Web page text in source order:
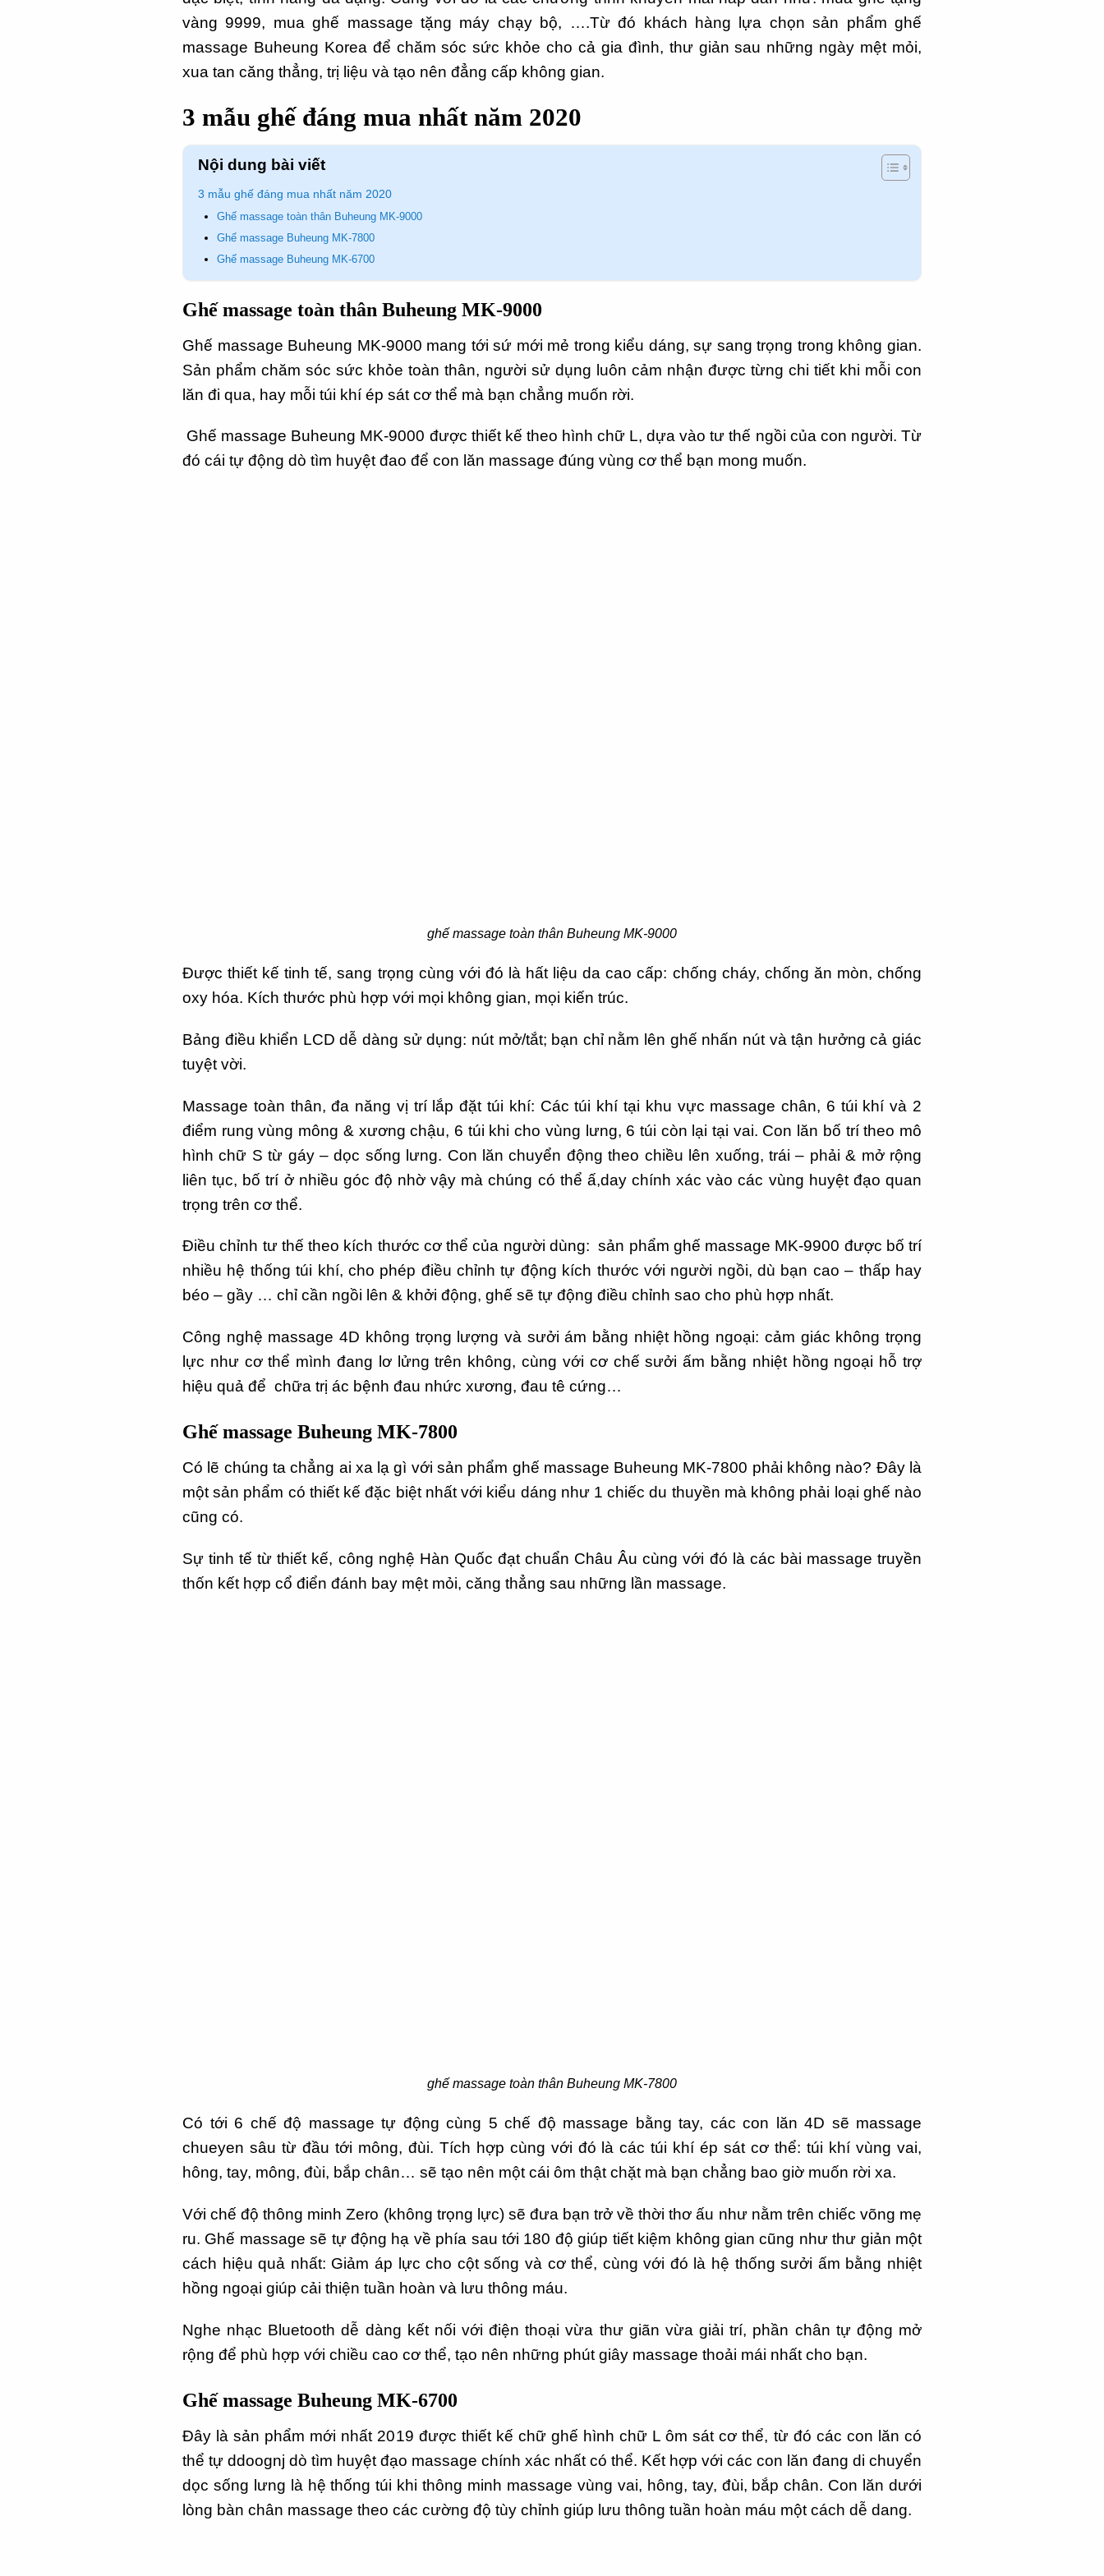
vàng 9999, mua ghế massage tặng máy chạy bộ, ….Từ đó khách hàng lựa chọn sản phẩm ghế
massage Buheung Korea để chăm sóc sức khỏe cho cả gia đình, thư giản sau những ngày mệt mỏi,
xua tan căng thẳng, trị liệu và tạo nên đẳng cấp không gian.
3 mẫu ghế đáng mua nhất năm 2020
Nội dung bài viết
3 mẫu ghế đáng mua nhất năm 2020
Ghế massage toàn thân Buheung MK-9000
Ghế massage Buheung MK-7800
Ghế massage Buheung MK-6700
Ghế massage toàn thân Buheung MK-9000
Ghế massage Buheung MK-9000 mang tới sứ mới mẻ trong kiểu dáng, sự sang trọng trong không gian.
Sản phẩm chăm sóc sức khỏe toàn thân, người sử dụng luôn cảm nhận được từng chi tiết khi mỗi con
lăn đi qua, hay mỗi túi khí ép sát cơ thể mà bạn chẳng muốn rời.
Ghế massage Buheung MK-9000 được thiết kế theo hình chữ L, dựa vào tư thế ngồi của con người. Từ
đó cái tự động dò tìm huyệt đao để con lăn massage đúng vùng cơ thể bạn mong muốn.
ghế massage toàn thân Buheung MK-9000
Được thiết kế tinh tế, sang trọng cùng với đó là hất liệu da cao cấp: chống cháy, chống ăn mòn, chống
oxy hóa. Kích thước phù hợp với mọi không gian, mọi kiến trúc.
Bảng điều khiển LCD dễ dàng sử dụng: nút mở/tắt; bạn chỉ nằm lên ghế nhấn nút và tận hưởng cả giác
tuyệt vời.
Massage toàn thân, đa năng vị trí lắp đặt túi khí: Các túi khí tại khu vực massage chân, 6 túi khí và 2
điểm rung vùng mông & xương chậu, 6 túi khi cho vùng lưng, 6 túi còn lại tại vai. Con lăn bố trí theo mô
hình chữ S từ gáy – dọc sống lưng. Con lăn chuyển động theo chiều lên xuống, trái – phải & mở rộng
liên tục, bố trí ở nhiều góc độ nhờ vậy mà chúng có thể ấ,day chính xác vào các vùng huyệt đạo quan
trọng trên cơ thể.
Điều chỉnh tư thế theo kích thước cơ thể của người dùng: sản phẩm ghế massage MK-9900 được bố trí
nhiều hệ thống túi khí, cho phép điều chỉnh tự động kích thước với người ngồi, dù bạn cao – thấp hay
béo – gầy … chỉ cần ngồi lên & khởi động, ghế sẽ tự động điều chỉnh sao cho phù hợp nhất.
Công nghệ massage 4D không trọng lượng và sưởi ám bằng nhiệt hồng ngoại: cảm giác không trọng
lực như cơ thể mình đang lơ lửng trên không, cùng với cơ chế sưởi ấm bằng nhiệt hồng ngoại hỗ trợ
hiệu quả để chữa trị ác bệnh đau nhức xương, đau tê cứng…
Ghế massage Buheung MK-7800
Có lẽ chúng ta chẳng ai xa lạ gì với sản phẩm ghế massage Buheung MK-7800 phải không nào? Đây là
một sản phẩm có thiết kế đặc biệt nhất với kiểu dáng như 1 chiếc du thuyền mà không phải loại ghế nào
cũng có.
Sự tinh tế từ thiết kế, công nghệ Hàn Quốc đạt chuẩn Châu Âu cùng với đó là các bài massage truyền
thốn kết hợp cổ điển đánh bay mệt mỏi, căng thẳng sau những lần massage.
ghế massage toàn thân Buheung MK-7800
Có tới 6 chế độ massage tự động cùng 5 chế độ massage bằng tay, các con lăn 4D sẽ massage
chueyen sâu từ đầu tới mông, đùi. Tích hợp cùng với đó là các túi khí ép sát cơ thể: túi khí vùng vai,
hông, tay, mông, đùi, bắp chân… sẽ tạo nên một cái ôm thật chặt mà bạn chẳng bao giờ muốn rời xa.
Với chế độ thông minh Zero (không trọng lực) sẽ đưa bạn trở về thời thơ ấu như nằm trên chiếc võng mẹ
ru. Ghế massage sẽ tự động hạ về phía sau tới 180 độ giúp tiết kiệm không gian cũng như thư giản một
cách hiệu quả nhất: Giảm áp lực cho cột sống và cơ thể, cùng với đó là hệ thống sưởi ấm bằng nhiệt
hồng ngoại giúp cải thiện tuần hoàn và lưu thông máu.
Nghe nhạc Bluetooth dễ dàng kết nối với điện thoại vừa thư giãn vừa giải trí, phần chân tự động mở
rộng để phù hợp với chiều cao cơ thể, tạo nên những phút giây massage thoải mái nhất cho bạn.
Ghế massage Buheung MK-6700
Đây là sản phẩm mới nhất 2019 được thiết kế chữ ghế hình chữ L ôm sát cơ thể, từ đó các con lăn có
thể tự ddoognj dò tìm huyệt đạo massage chính xác nhất có thể. Kết hợp với các con lăn đang di chuyển
dọc sống lưng là hệ thống túi khi thông minh massage vùng vai, hông, tay, đùi, bắp chân. Con lăn dưới
lòng bàn chân massage theo các cường độ tùy chỉnh giúp lưu thông tuần hoàn máu một cách dễ dang.